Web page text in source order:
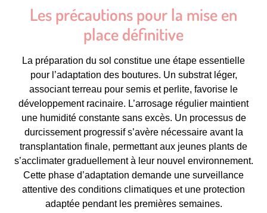
Les précautions pour la mise en
place définitive
La préparation du sol constitue une étape essentielle
pour l’adaptation des boutures. Un substrat léger,
associant terreau pour semis et perlite, favorise le
développement racinaire. L’arrosage régulier maintient
une humidité constante sans excès. Un processus de
durcissement progressif s’avère nécessaire avant la
transplantation finale, permettant aux jeunes plants de
s’acclimater graduellement à leur nouvel environnement.
Cette phase d’adaptation demande une surveillance
attentive des conditions climatiques et une protection
adaptée pendant les premières semaines.